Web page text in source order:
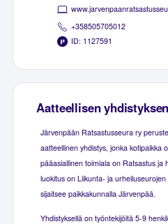
+358505705012
ID: 1127591
Aatteellisen
Järvenpään Ratsastusseura ry
aatteellinen yhdistys, jonka kotipaikka
pääasiallinen toimiala on Ratsastus ja
luokitus on Liikunta- ja
sijaitsee paikkakunnalla Järvenpää.
Yhdistyksellä on työntekijöitä 5-9